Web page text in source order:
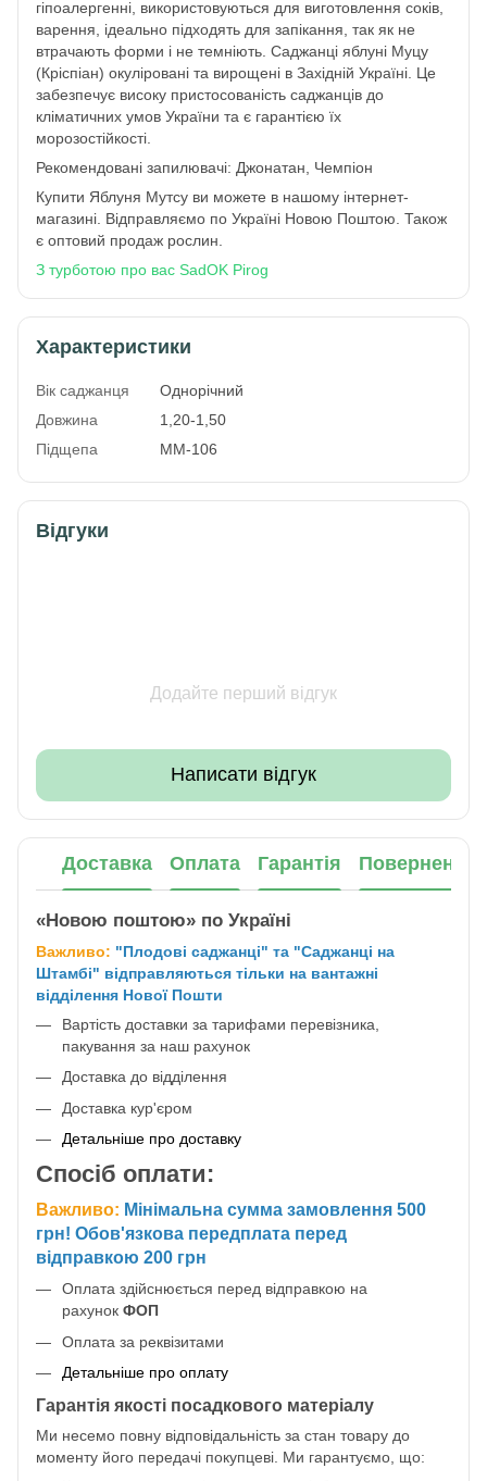
гіпоалергенні, використовуються для виготовлення соків,
варення, ідеально підходять для запікання, так як не
втрачають форми і не темніють. Саджанці яблуні Муцу
(Кріспіан) окуліровані та вирощені в Західній Україні. Це
забезпечує високу пристосованість саджанців до
кліматичних умов України та є гарантією їх
морозостійкості.
Рекомендовані запилювачі: Джонатан, Чемпіон
Купити Яблуня Мутсу ви можете в нашому інтернет-
магазині. Відправляємо по Україні Новою Поштою. Також
є оптовий продаж рослин.
З турботою про вас SadOK Pirog
Характеристики
Вік саджанця
Однорічний
Довжина
1,20-1,50
Підщепа
ММ-106
Відгуки
Додайте перший відгук
Написати відгук
Доставка Оплата Гарантія Повернення
«Новою поштою» по Україні
Важливо: "Плодові саджанці" та "Саджанці на
Штамбі" відправляються тільки на вантажні
відділення Нової Пошти
Вартість доставки за тарифами перевізника,
пакування за наш рахунок
Доставка до відділення
Доставка кур'єром
Детальніше про доставку
Спосіб оплати:
Важливо: Мінімальна сумма замовлення 500
грн! Обов'язкова передплата перед
відправкою 200 грн
Оплата здійснюється перед відправкою на
рахунок ФОП
Оплата за реквізитами
Детальніше про оплату
Гарантія якості посадкового матеріалу
Ми несемо повну відповідальність за стан товару до
моменту його передачі покупцеві. Ми гарантуємо, що: